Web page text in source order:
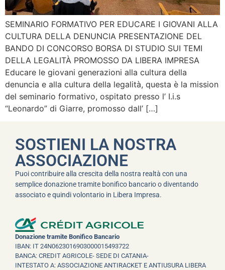
SEMINARIO FORMATIVO PER EDUCARE I GIOVANI ALLA
CULTURA DELLA DENUNCIA PRESENTAZIONE DEL
BANDO DI CONCORSO BORSA DI STUDIO SUI TEMI
DELLA LEGALITÀ PROMOSSO DA LIBERA IMPRESA
Educare le giovani generazioni alla cultura della
denuncia e alla cultura della legalità, questa è la mission
del seminario formativo, ospitato presso l’ I.i.s
“Leonardo” di Giarre, promosso dall’ […]
SOSTIENI LA NOSTRA
ASSOCIAZIONE
Puoi contribuire alla crescita della nostra realtà con una
semplice donazione tramite bonifico bancario o diventando
associato e quindi volontario in Libera Impresa.
Donazione tramite Bonifico Bancario
IBAN: IT 24N0623016903000015493722
BANCA: CREDIT AGRICOLE- SEDE DI CATANIA-
INTESTATO A: ASSOCIAZIONE ANTIRACKET E ANTIUSURA LIBERA